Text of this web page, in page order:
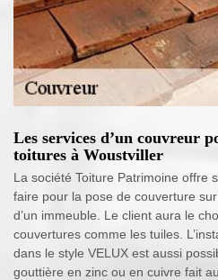
Les services d’un couvreur
toitures à Woustviller
La société Toiture Patrimoine offre
faire pour la pose de couverture
d’un immeuble. Le client aura le
couvertures comme les tuiles.
dans le style VELUX est aussi
gouttière en zinc ou en cuivre fait